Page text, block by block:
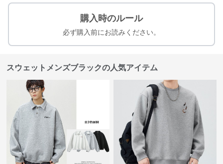
購入時のルール
必ず購入前にお読みください。
スウェットメンズブラックの人気アイテム